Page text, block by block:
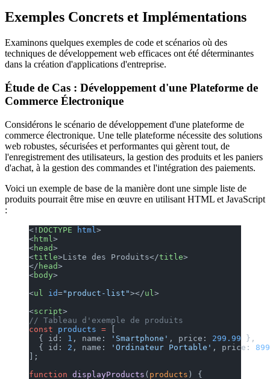
Exemples Concrets et Implémentations
Examinons quelques exemples de code et scénarios où des
techniques de développement web efficaces ont été déterminantes
dans la création d'applications d'entreprise.
Étude de Cas : Développement d'une Plateforme de
Commerce Électronique
Considérons le scénario de développement d'une plateforme de
commerce électronique. Une telle plateforme nécessite des solutions
web robustes, sécurisées et performantes qui gèrent tout, de
l'enregistrement des utilisateurs, la gestion des produits et les paniers
d'achat, à la gestion des commandes et l'intégration des paiements.
Voici un exemple de base de la manière dont une simple liste de
produits pourrait être mise en œuvre en utilisant HTML et JavaScript
:
<! DOCTYPE html >
<html >
<head>
<title>Liste des Produits</title>
</ head>
<body>
<ul id="product-list"></ul >
<script>
// Tableau d'exemple de produits
const products = [
  { id:
1 , name: 'Smartphone' , price: 299.99 },
  { id:
2 , name: 'Ordinateur Portable' , price:
];
function displayProducts ( products ) {